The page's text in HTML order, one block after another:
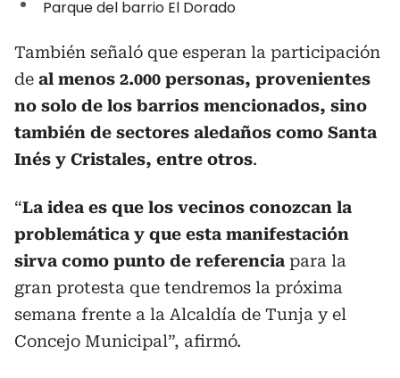
Parque del barrio El Dorado
También señaló que esperan la participación
de al menos 2.000 personas, provenientes
no solo de los barrios mencionados, sino
también de sectores aledaños como Santa
Inés y Cristales, entre otros.
“La idea es que los vecinos conozcan la
problemática y que esta manifestación
sirva como punto de referencia para la
gran protesta que tendremos la próxima
semana frente a la Alcaldía de Tunja y el
Concejo Municipal”, afirmó.